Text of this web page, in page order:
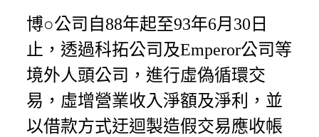
博○公司自88年起至93年6月30日
止，透過科拓公司及Emperor公司等
境外人頭公司，進行虛偽循環交
易，虛增營業收入淨額及淨利，並
以借款方式迂迴製造假交易應收帳